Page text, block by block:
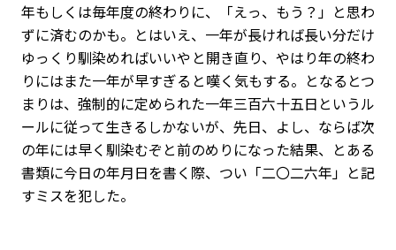
年もしくは毎年度の終わりに、「えっ、もう？」と思わ
ずに済むのかも。とはいえ、一年が長ければ長い分だけ
ゆっくり馴染めればいいやと開き直り、やはり年の終わ
りにはまた一年が早すぎると嘆く気もする。となるとつ
まりは、強制的に定められた一年三百六十五日というル
ールに従って生きるしかないが、先日、よし、ならば次
の年には早く馴染むぞと前のめりになった結果、とある
書類に今日の年月日を書く際、つい「二〇二六年」と記
すミスを犯した。